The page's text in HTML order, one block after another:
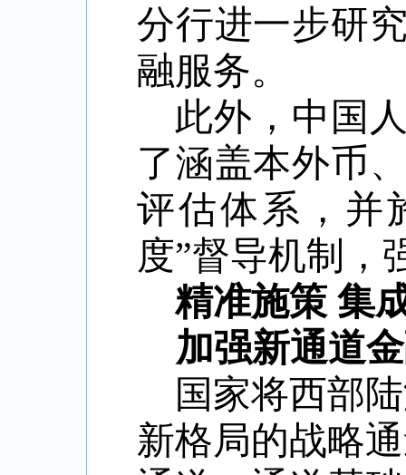
分行进一步研
融服务。
此外， 中国
了涵盖本外币
评估体系，并
度”督导机制，
精准施策 集
加强新通道
国家将西部
新格局的战略